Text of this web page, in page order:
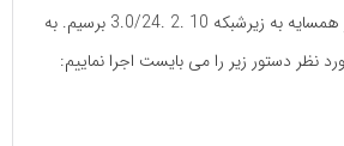
که می توانیم از طریق روتر همسایه به زیرشبکه 10 .2 .3.0/24 برسیم. به
نظر دستور زیر را می بایست اجرا نماییم: